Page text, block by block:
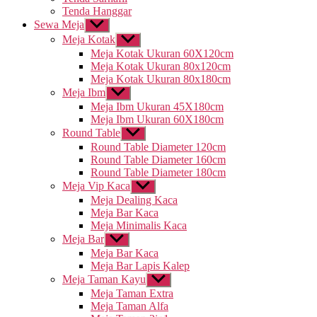
Tenda Hanggar
Sewa Meja Tampilkan
sub
menu
Meja Kotak Tampilkan
sub
menu
Meja Kotak Ukuran 60X120cm
Meja Kotak Ukuran 80x120cm
Meja Kotak Ukuran 80x180cm
Meja Ibm Tampilkan
sub
menu
Meja Ibm Ukuran 45X180cm
Meja Ibm Ukuran 60X180cm
Round Table Tampilkan
sub
menu
Round Table Diameter 120cm
Round Table Diameter 160cm
Round Table Diameter 180cm
Meja Vip Kaca Tampilkan
sub
menu
Meja Dealing Kaca
Meja Bar Kaca
Meja Minimalis Kaca
Meja Bar Tampilkan
sub
menu
Meja Bar Kaca
Meja Bar Lapis Kalep
Meja Taman Kayu Tampilkan
sub
menu
Meja Taman Extra
Meja Taman Alfa